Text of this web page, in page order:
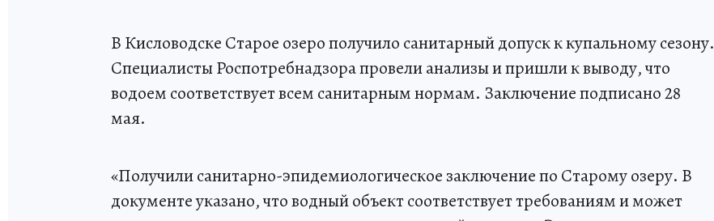
В Кисловодске Старое озеро получило санитарный допуск к купальному сезону.
Специалисты Роспотребнадзора провели анализы и пришли к выводу, что
водоем соответствует всем санитарным нормам. Заключение подписано 28
мая.
«Получили санитарно-эпидемиологическое заключение по Старому озеру. В
документе указано, что водный объект соответствует требованиям и может